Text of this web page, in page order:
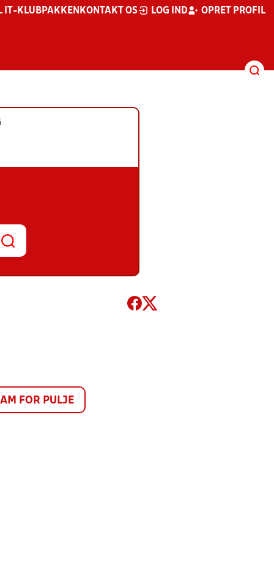
IT-KLUBPAKKEN KONTAKT OS LOG IND OPRET PROFIL
FOR PULJE